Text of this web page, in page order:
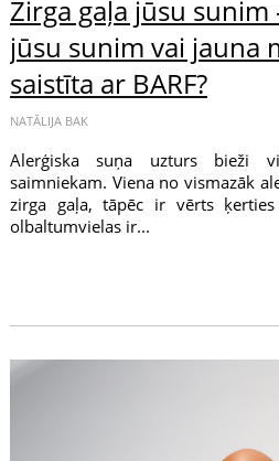
Zirga gaļa jūsu sunim
jūsu sunim vai jauna
saistīta ar BARF?
NATĀLIJA BAK
Alerģiska suņa uzturs bieži
saimniekam. Viena no vismazāk
zirga gaļa, tāpēc ir vērts
olbaltumvielas ir...